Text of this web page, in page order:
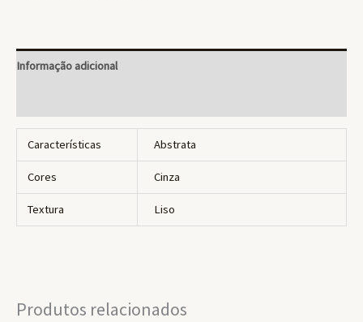
Informação adicional
Características Abstrata
Cores Cinza
Textura Liso
Produtos relacionados